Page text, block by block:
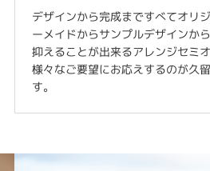
デザインから完成まですべてオリ
ーメイドからサンプルデザインか
抑えることが出来るアレンジセミ
様々なご要望にお応えするのが久
す。